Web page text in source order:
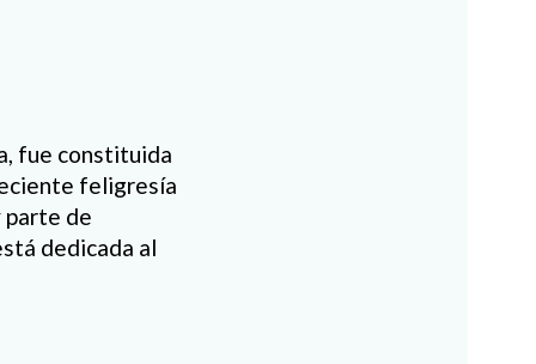
fue constituida
feligresía
parte de
dedicada al